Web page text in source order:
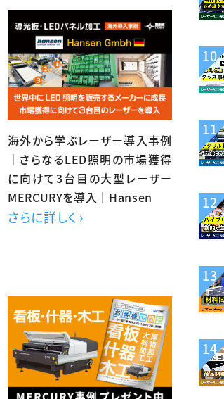
海外から学ぶレーザー導入事例
｜さらなるLED照明の市場獲得
に向けて3台目の大型レーザー
MERCURYを導入｜Hansen
さらに詳しく ›
10
11
12
13
14